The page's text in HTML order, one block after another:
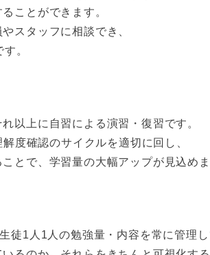
ことができます。
スタッフに相談でき、
。
以上に自習による演習・復習です。
度確認のサイクルを適切に回し、
とで、学習量の大幅アップが見込めま
1人1人の勉強量・内容を常に管理し